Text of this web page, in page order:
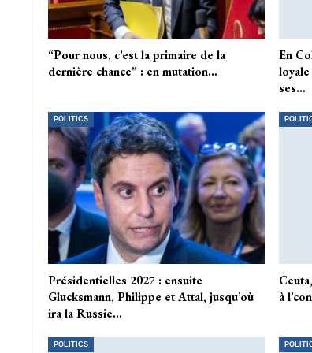
“Pour nous, c’est la primaire de la
dernière chance” : en mutation…
En
ses…
POLITICS
Présidentielles 2027 : ensuite
Glucksmann, Philippe et Attal, jusqu’où
ira la Russie…
à
POLITICS